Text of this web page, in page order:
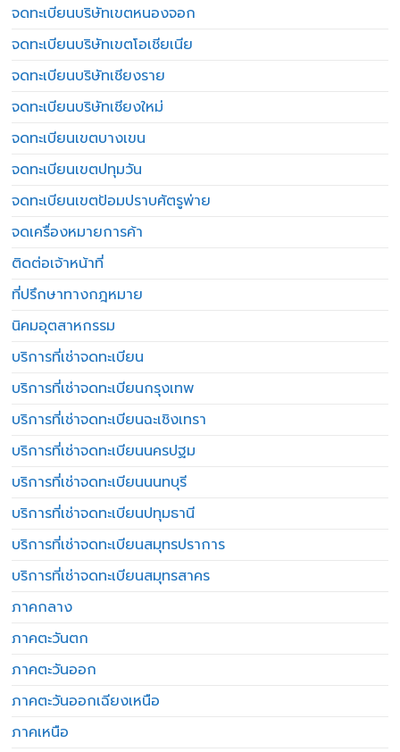
จดทะเบียนบริษัทเขตหนองจอก
จดทะเบียนบริษัทเขตโอเชียเนีย
จดทะเบียนบริษัทเชียงราย
จดทะเบียนบริษัทเชียงใหม่
จดทะเบียนเขตบางเขน
จดทะเบียนเขตปทุมวัน
จดทะเบียนเขตป้อมปราบศัตรูพ่าย
จดเครื่องหมายการค้า
ติดต่อเจ้าหน้าที่
ที่ปรึกษาทางกฎหมาย
นิคมอุตสาหกรรม
บริการที่เช่าจดทะเบียน
บริการที่เช่าจดทะเบียนกรุงเทพ
บริการที่เช่าจดทะเบียนฉะเชิงเทรา
บริการที่เช่าจดทะเบียนนครปฐม
บริการที่เช่าจดทะเบียนนนทบุรี
บริการที่เช่าจดทะเบียนปทุมธานี
บริการที่เช่าจดทะเบียนสมุทรปราการ
บริการที่เช่าจดทะเบียนสมุทรสาคร
ภาคกลาง
ภาคตะวันตก
ภาคตะวันออก
ภาคตะวันออกเฉียงเหนือ
ภาคเหนือ